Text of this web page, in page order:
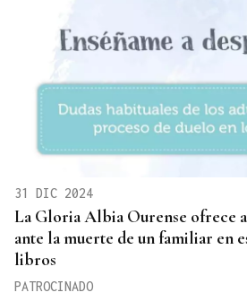
31 DIC 2024
La Gloria Albia Ourense ofrece
ante la muerte de un familiar en
libros
PATROCINADO